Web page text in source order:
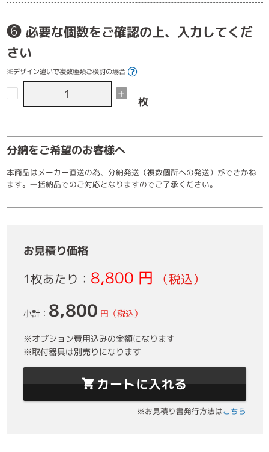
❻ 必要な個数をご確認の上、入力してくだ
さい
※デザイン違いで複数種類ご検討の場合
+
枚
分納をご希望のお客様へ
本商品はメーカー直送の為、分納発送（複数個所への発送）ができかね
ます。一括納品でのご対応となりますのでご了承ください。
お見積り価格
1枚あたり： 8,800 円 （税込）
小計： 8,800 円（税込）
※オプション費用込みの金額になります
※取付器具は別売りになります
カートに入れる
※お見積り書発行方法はこちら